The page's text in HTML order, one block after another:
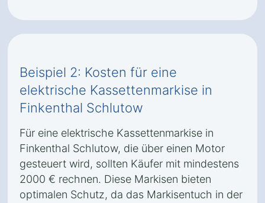
Beispiel 2: Kosten für eine
elektrische Kassettenmarkise in
Finkenthal Schlutow
Für eine elektrische Kassettenmarkise in
Finkenthal Schlutow, die über einen Motor
gesteuert wird, sollten Käufer mit mindestens
2000 € rechnen. Diese Markisen bieten
optimalen Schutz, da das Markisentuch in der